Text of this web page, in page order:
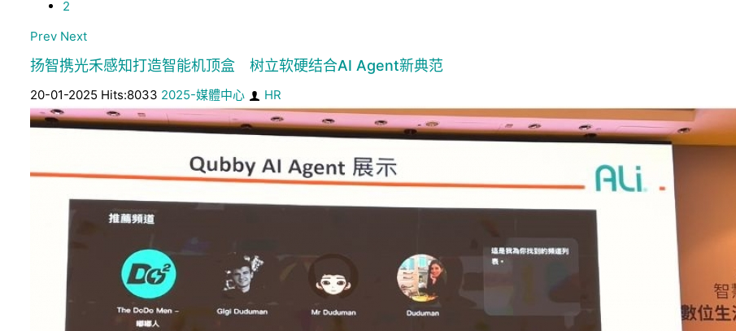
2
Prev Next
扬智携光禾感知打造智能机顶盒 树立软硬结合AI Agent新典范
20-01-2025 Hits:8033 2025-媒體中心 HR